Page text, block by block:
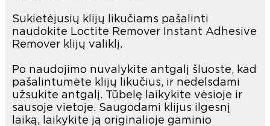
Sukietėjusių klijų likučiams pašalinti
naudokite Loctite Remover Instant Adhesive
Remover klijų valiklį.
Po naudojimo nuvalykite antgalį šluoste, kad
pašalintumėte klijų likučius, ir nedelsdami
užsukite antgalį. Tūbelę laikykite vėsioje ir
sausoje vietoje. Saugodami klijus ilgesnį
laiką, laikykite ją originalioje gaminio